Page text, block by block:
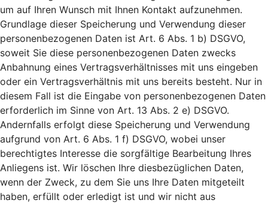
um auf Ihren Wunsch mit Ihnen Kontakt aufzunehmen.
Grundlage dieser Speicherung und Verwendung dieser
personenbezogenen Daten ist Art. 6 Abs. 1 b) DSGVO,
soweit Sie diese personenbezogenen Daten zwecks
Anbahnung eines Vertragsverhältnisses mit uns eingeben
oder ein Vertragsverhältnis mit uns bereits besteht. Nur in
diesem Fall ist die Eingabe von personenbezogenen Daten
erforderlich im Sinne von Art. 13 Abs. 2 e) DSGVO.
Andernfalls erfolgt diese Speicherung und Verwendung
aufgrund von Art. 6 Abs. 1 f) DSGVO, wobei unser
berechtigtes Interesse die sorgfältige Bearbeitung Ihres
Anliegens ist. Wir löschen Ihre diesbezüglichen Daten,
wenn der Zweck, zu dem Sie uns Ihre Daten mitgeteilt
haben, erfüllt oder erledigt ist und wir nicht aus